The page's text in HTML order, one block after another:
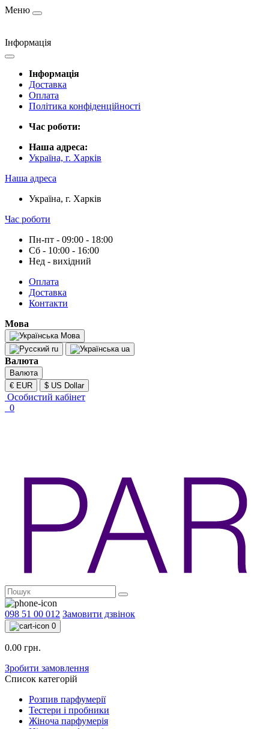
Меню
Інформація
Інформація
Доставка
Оплата
Політика конфіденційності
Час роботи:
Наша адреса:
Україна, г. Харків
Наша адреса
Україна, г. Харків
Час роботи
Пн-пт - 09:00 - 18:00
Сб - 10:00 - 16:00
Нед - вихідний
Оплата
Доставка
Контакти
Мова
Мова
ru
ua
Валюта
Валюта
€ EUR
$ US Dollar
Особистий кабінет
0
098 51 00 012 Замовити дзвінок
0
0.00 грн.
Зробити замовлення
Список категорій
Розпив парфумерії
Тестери і пробники
Жіноча парфумерія